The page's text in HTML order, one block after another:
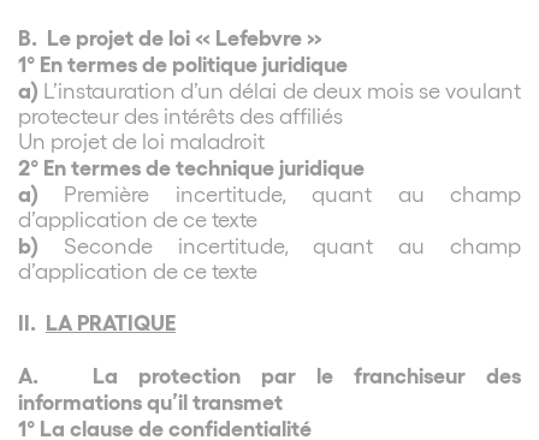
B. Le projet de loi « Lefebvre »
1° En termes de politique juridique
a) L’instauration d’un délai de deux mois se voulant
protecteur des intérêts des affiliés
Un projet de loi maladroit
2° En termes de technique juridique
a) Première incertitude, quant au champ
d’application de ce texte
b) Seconde incertitude, quant au champ
d’application de ce texte
II. LA PRATIQUE
A.
La protection par le franchiseur des
informations qu’il transmet
1° La clause de confidentialité